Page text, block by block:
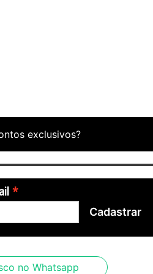
exclusivos?
Cadastrar
no Whatsapp